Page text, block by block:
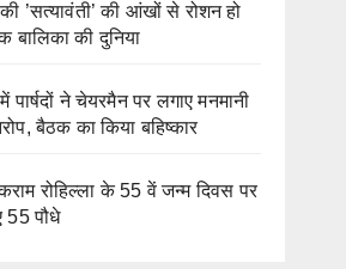
’सत्यावंती’ की आंखों से रोशन हो
बालिका की दुनिया
पार्षदों ने चेयरमैन पर लगाए मनमानी
बैठक का किया बहिष्कार
रोहिल्ला के 55 वें जन्म दिवस पर
55 पौधे